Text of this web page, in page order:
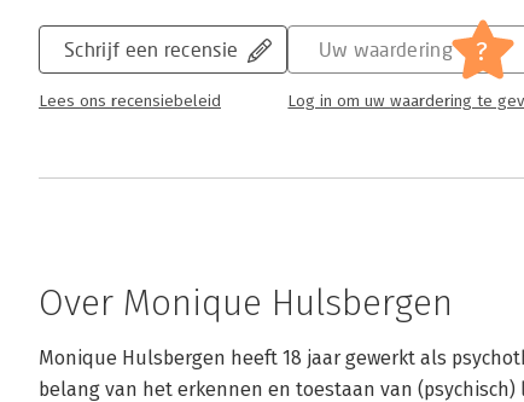
Schrijf een recensie
Lees ons recensiebeleid
Uw waardering ?
Log in om uw waardering te
Over Monique Hulsbergen
Monique Hulsbergen heeft 18 jaar gewerkt als
belang van het erkennen en toestaan van